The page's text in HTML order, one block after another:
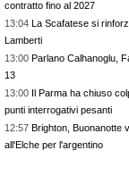
contratto fino al 2027
13:04 La Scafatese si
Lamberti
13:00 Parlano Calhanoglu,
13
13:00 Il Parma ha chiuso
punti interrogativi pesanti
12:57 Brighton, Buonanotte
all'Elche per l'argentino